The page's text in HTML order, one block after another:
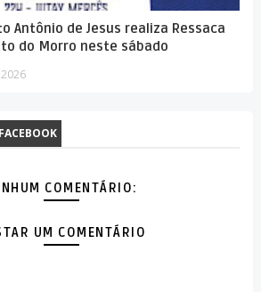
Antônio de Jesus realiza Ressaca
do Morro neste sábado
2026
FACEBOOK
COMENTÁRIO:
UM COMENTÁRIO